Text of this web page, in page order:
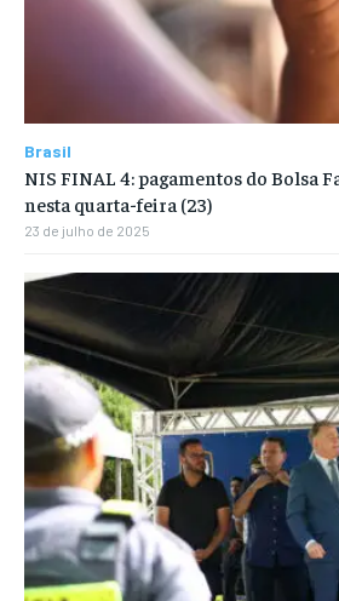
Brasil
NIS FINAL 4: pagamentos do Bolsa
nesta quarta-feira (23)
23 de julho de 2025